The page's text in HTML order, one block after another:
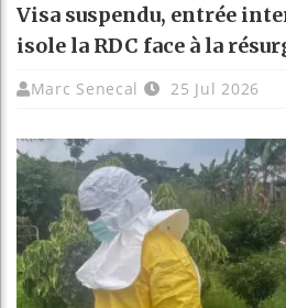
Visa suspendu, entrée
isole la RDC face à la
Marc Senecal 25 Jul 2026